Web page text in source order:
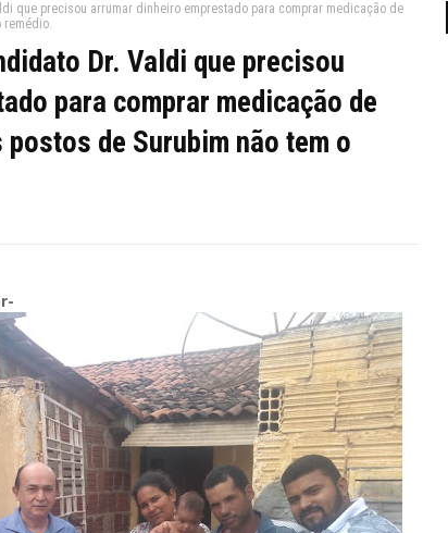
que precisou arrumar dinheiro emprestado para comprar medicação de
remédio.
Dr. Valdi que precisou
para comprar medicação de
de Surubim não tem o